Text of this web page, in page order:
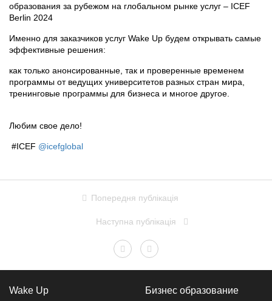
Именно для заказчиков услуг Wake Up будем открывать самые
эффективные решения:
как только анонсированные, так и проверенные временем
программы от ведущих университетов разных стран мира,
тренинговые программы для бизнеса и многое другое.
Любим свое дело!
#ICEF @icefglobal
Попередня публікація
Наступна публікація
Wake Up
Бизнес образование